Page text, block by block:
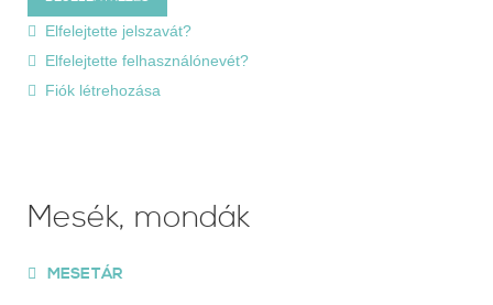
Elfelejtette jelszavát?
Elfelejtette felhasználónevét?
Fiók létrehozása
Mesék, mondák
MESETÁR